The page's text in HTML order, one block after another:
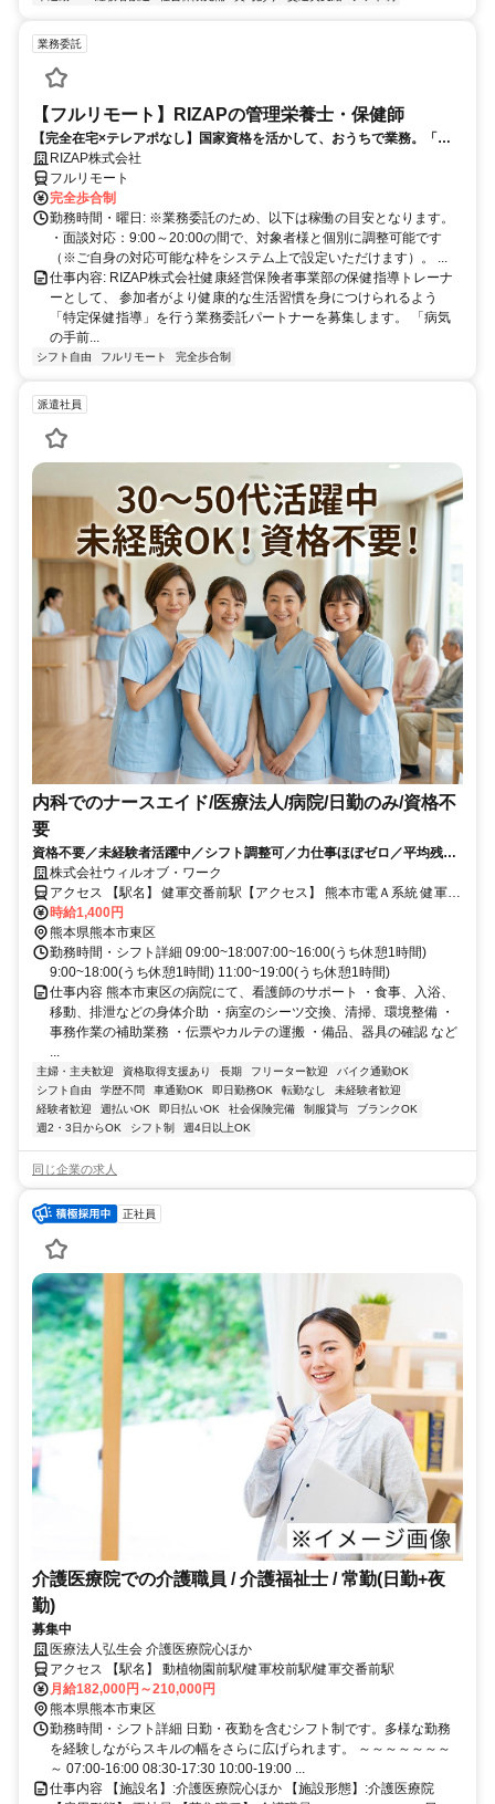
業務委託
【フルリモート】RIZAPの管理栄養士・保健師
【完全在宅×テレアポなし】国家資格を活かして、おうちで業務。「も
う一つの安心」を。主婦・Wワーカー活躍中！「平日の日中だけ」「夕
方以降の数時間だけ」など、生活リズムに合わせた時間調整が可能で
す。1件ごとの成果報酬型だから、頑張った分だけ手応えのある収入
に。充実のサポート体制で、安心の在宅ワークを始めませんか？
RIZAP株式会社
フルリモート
完全歩合制
勤務時間・曜日: ※業務委託のため、以下は稼働の目安となります。
・面談対応：9:00～20:00の間で、対象者様と個別に調整可能です
（※ご自身の対応可能な枠をシステム上で設定いただけます）。 ...
仕事内容: RIZAP株式会社健康経営保険者事業部の保健指導トレーナ
ーとして、 参加者がより健康的な生活習慣を身につけられるよう
「特定保健指導」を行う業務委託パートナーを募集します。 「病気
の手前...
シフト自由 フルリモート 完全歩合制
派遣社員
内科でのナースエイド/医療法人/病院/日勤のみ/資格不
要
資格不要／未経験者活躍中／シフト調整可／力仕事ほぼゼロ／平均残業
10時間以下／社会保険完備／週3日〜勤務ok／週2日〜勤務ok／車通勤
可／医療行為なし／日払い可・週払い可/ms430101
株式会社ウィルオブ・ワーク
アクセス 【駅名】 健軍交番前駅【アクセス】 熊本市電Ａ系統 健軍交
番前駅から車で7分
時給1,400円
熊本県熊本市東区
勤務時間・シフト詳細 09:00~18:007:00~16:00(うち休憩1時間)
9:00~18:00(うち休憩1時間) 11:00~19:00(うち休憩1時間)
仕事内容 熊本市東区の病院にて、看護師のサポート ・食事、入浴、
移動、排泄などの身体介助 ・病室のシーツ交換、清掃、環境整備 ・
事務作業の補助業務 ・伝票やカルテの運搬 ・備品、器具の確認 など
...
主婦・主夫歓迎 資格取得支援あり 長期 フリーター歓迎
バイク通勤OK
シフト自由
学歴不問 車通勤OK 即日勤務OK 転勤なし
未経験者歓迎
経験者歓迎
週払いOK 即日払いOK 社会保険完備 制服貸与
ブランクOK
週2・3日からOK
シフト制 週4日以上OK
同じ企業の求人
正社員
介護医療院での介護職員 / 介護福祉士 / 常勤(日勤+夜
勤)
募集中
医療法人弘生会 介護医療院心ほか
アクセス 【駅名】 動植物園前駅/健軍校前駅/健軍交番前駅
月給182,000円～210,000円
熊本県熊本市東区
勤務時間・シフト詳細 日勤・夜勤を含むシフト制です。多様な勤務
を経験しながらスキルの幅をさらに広げられます。 ～～～～～～～
～ 07:00-16:00 08:30-17:30 10:00-19:00 ...
仕事内容 【施設名】:介護医療院心ほか 【施設形態】:介護医療院